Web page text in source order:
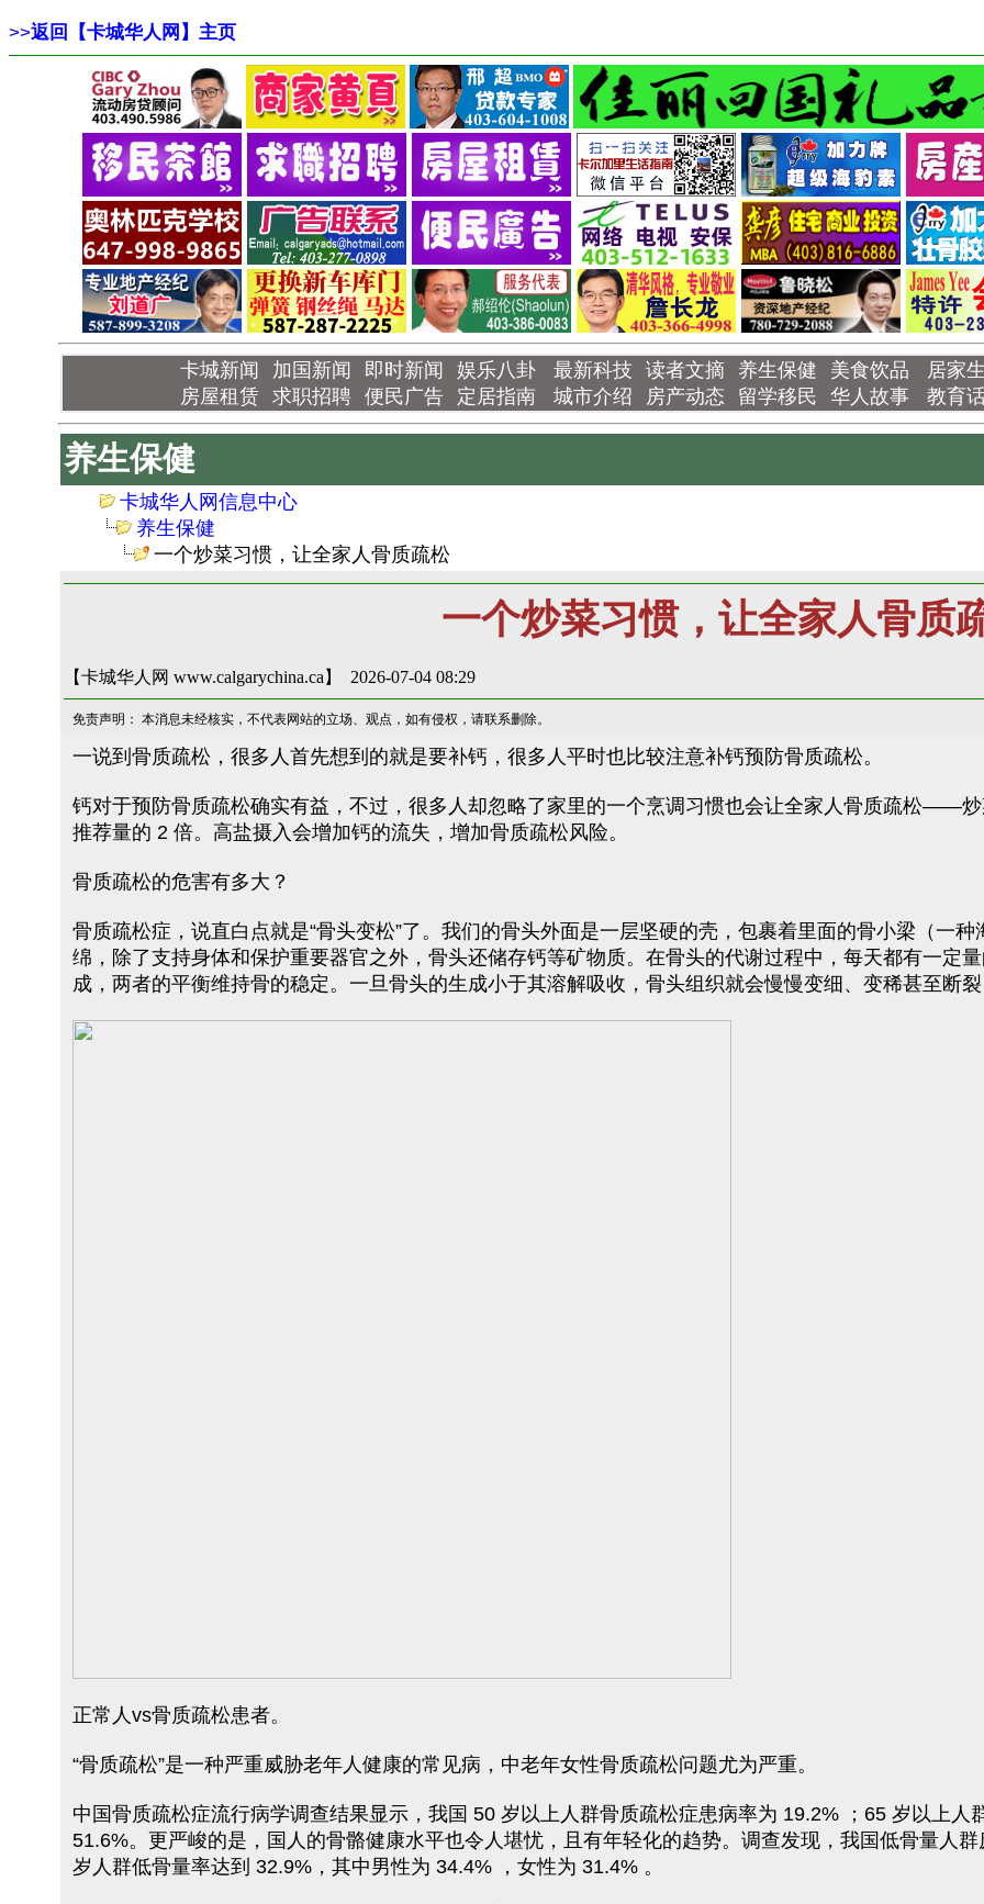
>>返回【卡城华人网】主页
卡城新闻 加国新闻 即时新闻 娱乐八卦 最新科技 读者文摘 养生保健 美食饮品 居家
房屋租赁 求职招聘 便民广告 定居指南 城市介绍 房产动态 留学移民 华人故事 教育
养生保健
卡城华人网信息中心
养生保健
一个炒菜习惯，让全家人骨质疏松
一个炒菜习惯，让全家人骨质
【卡城华人网 www.calgarychina.ca】 2026-07-04 08:29
免责声明： 本消息未经核实，不代表网站的立场、观点，如有侵权，请联系删除。
一说到骨质疏松，很多人首先想到的就是要补钙，很多人平时也比较注意补钙预防骨质疏松。
钙对于预防骨质疏松确实有益，不过，很多人却忽略了家里的一个烹调习惯也会让全家人骨质疏松——
推荐量的 2 倍。高盐摄入会增加钙的流失，增加骨质疏松风险。
骨质疏松的危害有多大？
骨质疏松症，说直白点就是“骨头变松”了。我们的骨头外面是一层坚硬的壳，包裹着里面的骨小梁（一
绵，除了支持身体和保护重要器官之外，骨头还储存钙等矿物质。在骨头的代谢过程中，每天都有一定
成，两者的平衡维持骨的稳定。一旦骨头的生成小于其溶解吸收，骨头组织就会慢慢变细、变稀甚至断裂
正常人vs骨质疏松患者。
“骨质疏松”是一种严重威胁老年人健康的常见病，中老年女性骨质疏松问题尤为严重。
中国骨质疏松症流行病学调查结果显示，我国 50 岁以上人群骨质疏松症患病率为 19.2% ；65 岁以上人
51.6%。更严峻的是，国人的骨骼健康水平也令人堪忧，且有年轻化的趋势。调查发现，我国低骨量人
岁人群低骨量率达到 32.9%，其中男性为 34.4% ，女性为 31.4% 。